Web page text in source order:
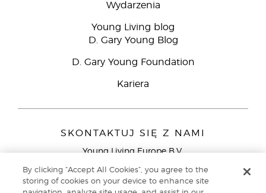
Wydarzenia
Young Living blog
D. Gary Young Blog
D. Gary Young Foundation
Kariera
SKONTAKTUJ SIĘ Z NAMI
Young Living Europe B.V.
9727 AJ Groningen
By clicking “Accept All Cookies”, you agree to the
storing of cookies on your device to enhance site